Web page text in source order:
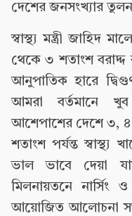
দেশের জনসংখ্যার
স্বাস্থ্য মন্ত্রী জাহিদ
থেকে ৩ শতাংশ
আনুপাতিক হারে
আমরা বর্তমানে
আশেপাশের দেশে ৩,
শতাংশ পর্যন্ত স্বাস্থ্য
ভাল ভাবে দেয়া
মিলনায়তনে নার্সিং
আয়োজিত আলোচনা